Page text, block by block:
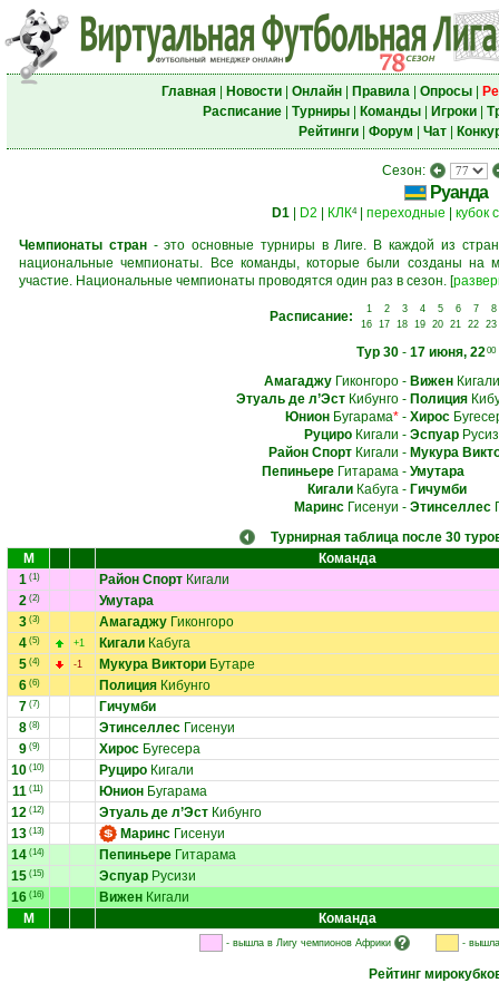
Главная| Новости| Онлайн| Правила| Опросы|
Расписание| Турниры| Команды| Игроки|
Рейтинги| Форум Чат|
Сезон:
Руанда
D1 D2 КЛК4| переходные кубок
Чемпионаты стран- это основные турниры в Лиге. В каждой из
национальные чемпионаты. Все команды, которые были созданы на
участие. Национальные чемпионаты проводятся один раз в сезон. [
Расписание: 1 2 3 4 5 6 7
8
16
17 18 19 20 21 22 23
Тур 30- 17 июня, 2200
АмагаджуГиконгоро- ВиженКигали
Этуаль де л’ЭстКибунго- Полиция
ЮнионБугарама*- Хирос
РуцироКигали - Эспуар
Район СпортКигали - Мукура
ПепиньереГитарама- Умутара
КигалиКабуга- Гичумби
МаринсГисенуи - Этинселлес
Турнирная таблица после 30
М
Команда
1 (1) Район Спорт Кигали
2 (2)
Умутара
3 (3) Амагаджу Гиконгоро
4 (5) +1 Кигали Кабуга
5 (4) -1 Мукура Виктори Бутаре
6 (6) Полиция Кибунго
7 (7)
Гичумби
8 (8) Этинселлес Гисенуи
9 (9) Хирос Бугесера
10 (10) Руциро Кигали
11 (11) Юнион Бугарама
12 (12) Этуаль де л’Эст Кибунго
13 (13) Маринс Гисенуи
14 (14) Пепиньере Гитарама
15 (15) Эспуар Русизи
16 (16) Вижен Кигали
М
Команда
- вышла в Лигу чемпионов Африки -
Рейтинг